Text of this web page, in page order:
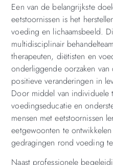
Een van de belangrijkste
eetstoornissen is het
voeding en lichaamsbeeld.
multidisciplinair
therapeuten, diëtisten en
onderliggende oorzaken van
positieve veranderingen in
Door middel van individuele
voedingseducatie en
mensen met eetstoornissen
eetgewoonten te
gedragingen rond voeding
Naast professionele